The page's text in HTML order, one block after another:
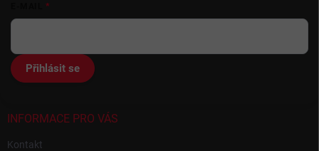
Přihlásit se
INFORMACE PRO VÁS
Kontakt